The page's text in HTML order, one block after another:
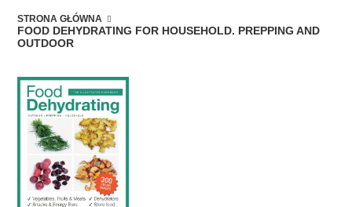
STRONA GŁÓWNA
FOOD DEHYDRATING FOR HOUSEHOLD. PREPPING AND
OUTDOOR